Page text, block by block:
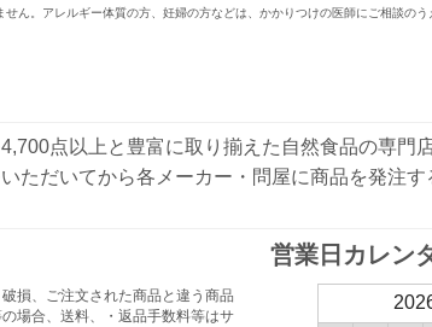
ん。アレルギー体質の方、妊婦の方などは、かかりつけの医師にご相談のう
点以上と豊富に取り揃えた自然食品の専門店
ただいてから各メーカー・問屋に商品を発注
損、ご注文された商品と違う商品
場合、送料、・返品手数料等はサ
営業日カレン